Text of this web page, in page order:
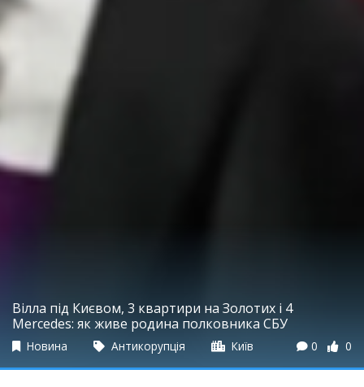
Вілла під Києвом, 3 квартири на Золотих і 4
Mercedes: як живе родина полковника СБУ
Новина Антикорупція Київ 0 0